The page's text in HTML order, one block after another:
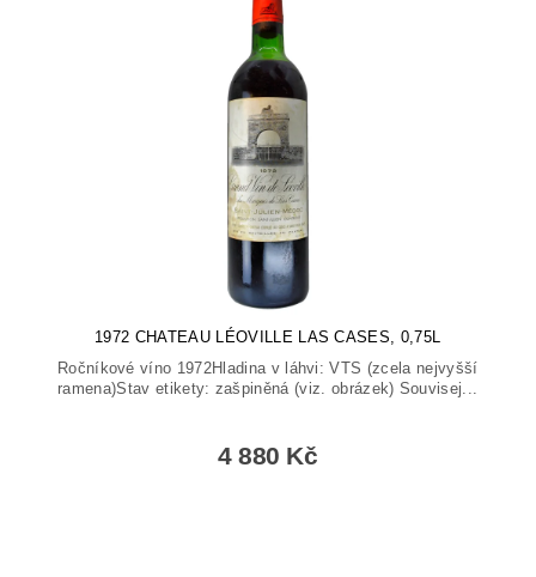
1972 CHATEAU LÉOVILLE LAS CASES, 0,75L
Ročníkové víno 1972Hladina v láhvi: VTS (zcela nejvyšší
ramena)Stav etikety: zašpiněná (viz. obrázek) Souvisej...
4 880 Kč